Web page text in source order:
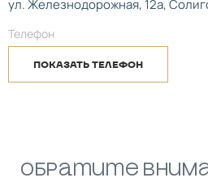
ул. Железнодорожная, 12а,
Телефон
ПОКАЗАТЬ ТЕЛЕФОН
Обратите